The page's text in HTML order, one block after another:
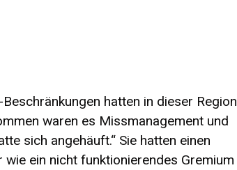
hatten in dieser Region
waren es Missmanagement und
sich angehäuft.“ Sie hatten einen
ein nicht funktionierendes Gremium